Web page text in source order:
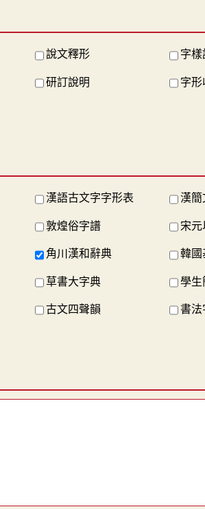
說文釋形 字樣
研訂說明 字形
漢語古文字字形表 漢簡
敦煌俗字譜 宋元
角川漢和辭典 韓國
草書大字典 學生
古文四聲韻 書法